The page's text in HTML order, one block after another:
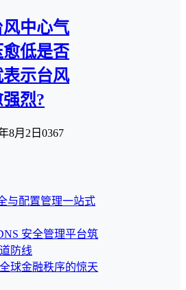
风中心气
愈低是否
表示台风
烈?
8月2日 0367
与配置管理一站式
安全管理平台筑
防线
球金融秩序的惊天